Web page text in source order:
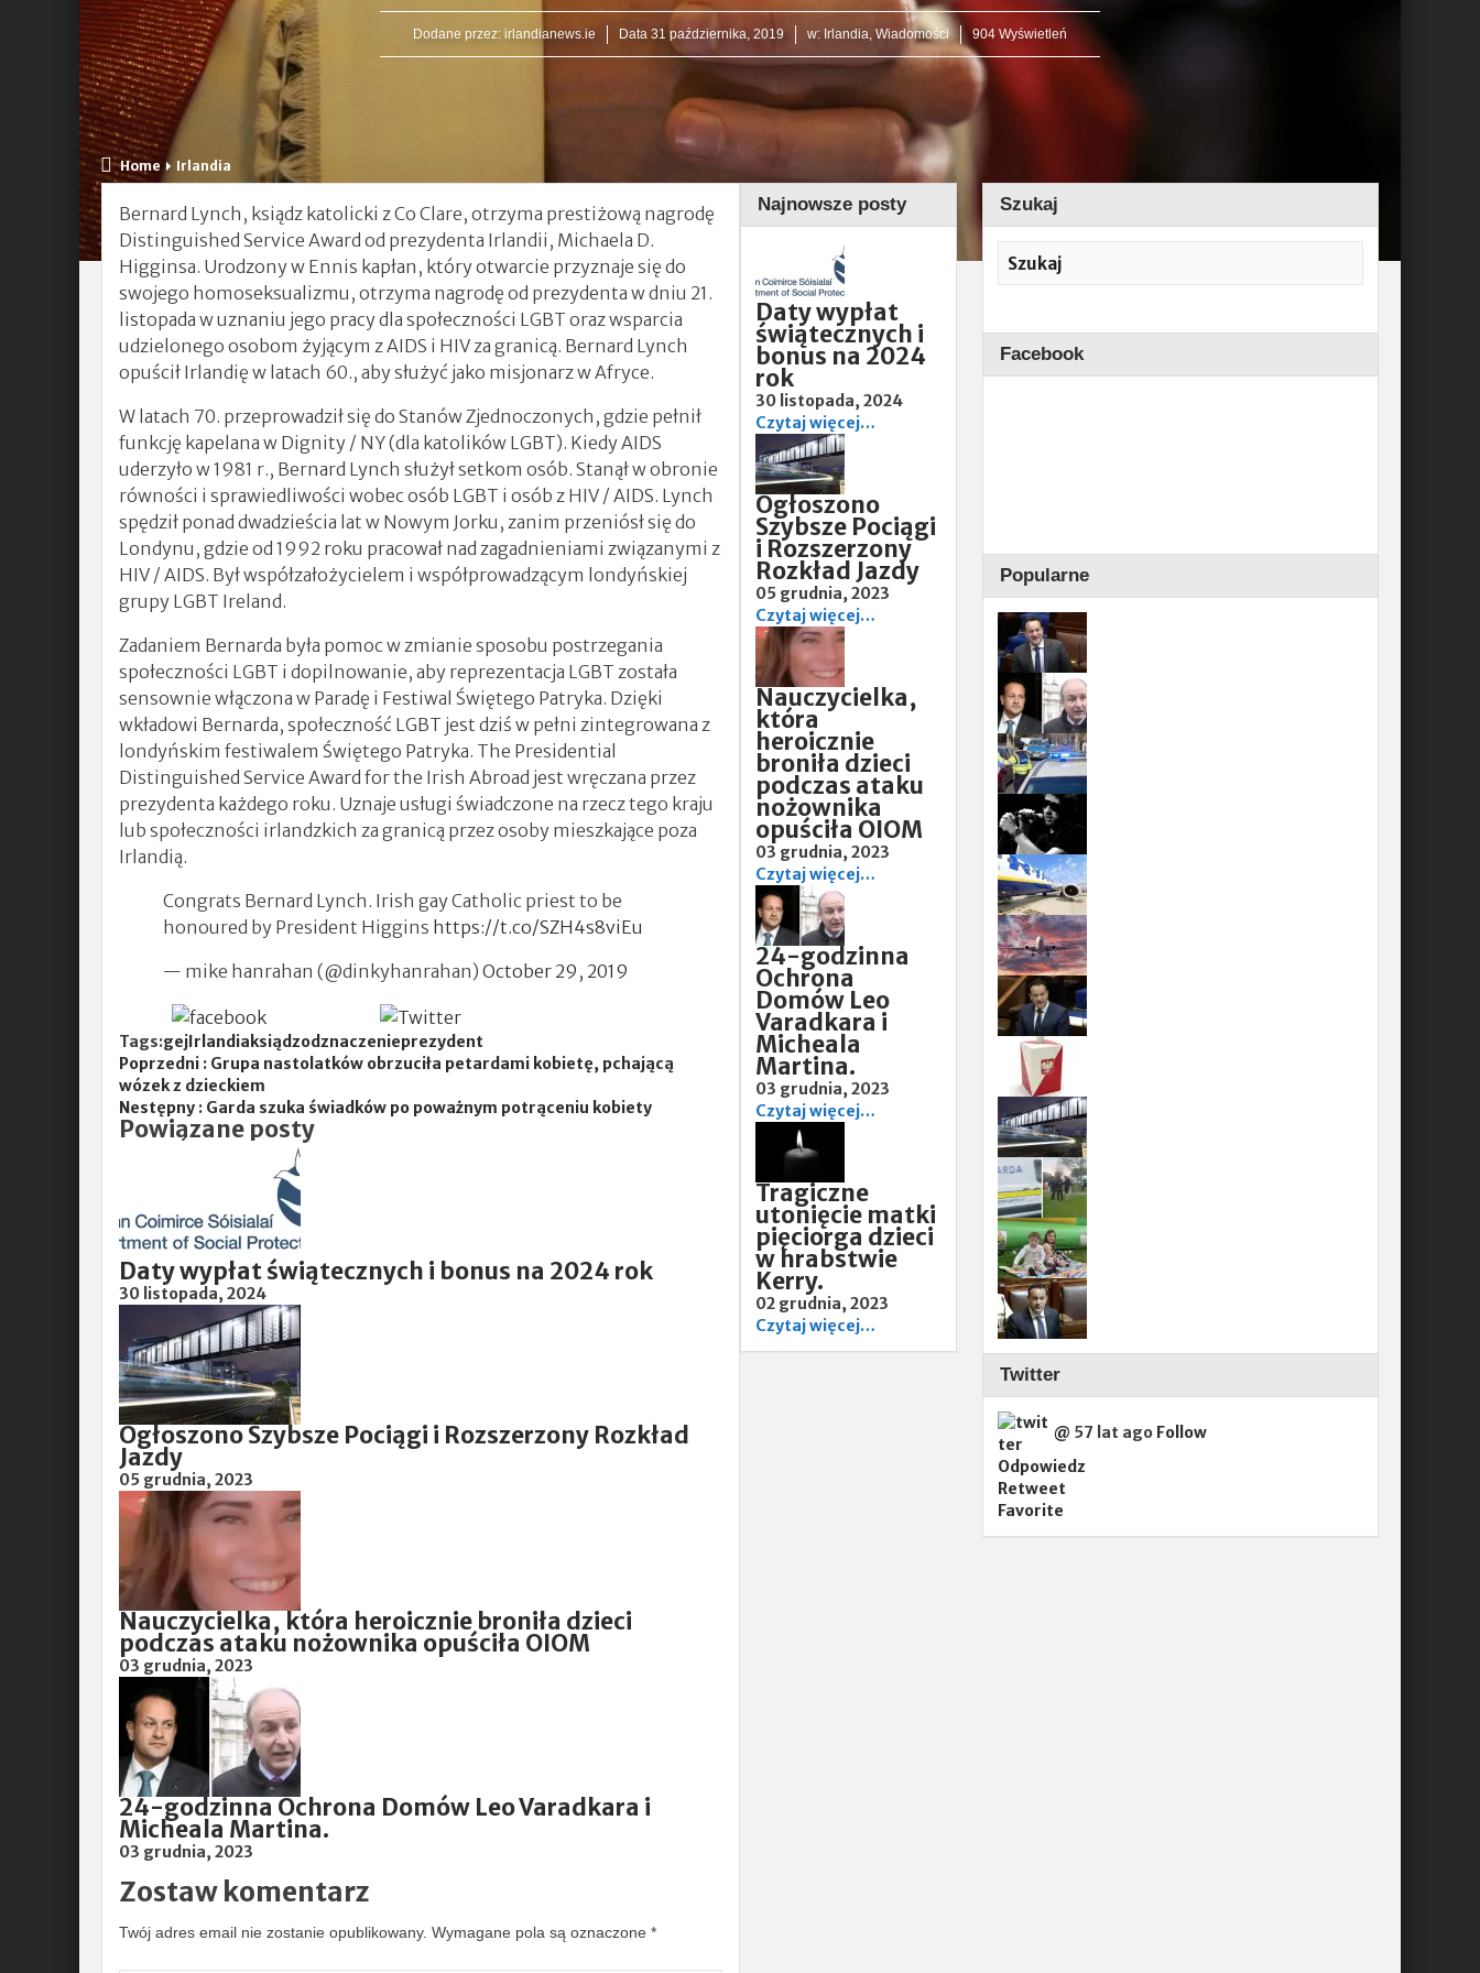
Dodane przez: irlandianews.ie Data 31 października, 2019 w: Irlandia, Wiadomości 904 Wyświetleń
Home Irlandia
Bernard Lynch, ksiądz katolicki z Co Clare, otrzyma prestiżową nagrodę
Distinguished Service Award od prezydenta Irlandii, Michaela D.
Higginsa. Urodzony w Ennis kapłan, który otwarcie przyznaje się do
swojego homoseksualizmu, otrzyma nagrodę od prezydenta w dniu 21.
listopada w uznaniu jego pracy dla społeczności LGBT oraz wsparcia
udzielonego osobom żyjącym z AIDS i HIV za granicą. Bernard Lynch
opuścił Irlandię w latach 60., aby służyć jako misjonarz w Afryce.
W latach 70. przeprowadził się do Stanów Zjednoczonych, gdzie pełnił
funkcję kapelana w Dignity / NY (dla katolików LGBT). Kiedy AIDS
uderzyło w 1981 r., Bernard Lynch służył setkom osób. Stanął w obronie
równości i sprawiedliwości wobec osób LGBT i osób z HIV / AIDS. Lynch
spędził ponad dwadzieścia lat w Nowym Jorku, zanim przeniósł się do
Londynu, gdzie od 1992 roku pracował nad zagadnieniami związanymi z
HIV / AIDS. Był współzałożycielem i współprowadzącym londyńskiej
grupy LGBT Ireland.
Zadaniem Bernarda była pomoc w zmianie sposobu postrzegania
społeczności LGBT i dopilnowanie, aby reprezentacja LGBT została
sensownie włączona w Paradę i Festiwal Świętego Patryka. Dzięki
wkładowi Bernarda, społeczność LGBT jest dziś w pełni zintegrowana z
londyńskim festiwalem Świętego Patryka. The Presidential
Distinguished Service Award for the Irish Abroad jest wręczana przez
prezydenta każdego roku. Uznaje usługi świadczone na rzecz tego kraju
lub społeczności irlandzkich za granicą przez osoby mieszkające poza
Irlandią.
Congrats Bernard Lynch. Irish gay Catholic priest to be
honoured by President Higgins https://t.co/SZH4s8viEu
— mike hanrahan (@dinkyhanrahan) October 29, 2019
Tags:gej Irlandia ksiądzodznaczenieprezydent
Poprzedni : Grupa nastolatków obrzuciła petardami kobietę, pchającą
wózek z dzieckiem
Nestępny : Garda szuka świadków po poważnym potrąceniu kobiety
Powiązane posty
Daty wypłat świątecznych i bonus na 2024 rok
30 listopada, 2024
Ogłoszono Szybsze Pociągi i Rozszerzony Rozkład
Jazdy
05 grudnia, 2023
Nauczycielka, która heroicznie broniła dzieci
podczas ataku nożownika opuściła OIOM
03 grudnia, 2023
24-godzinna Ochrona Domów Leo Varadkara i
Micheala Martina.
03 grudnia, 2023
Zostaw komentarz
Twój adres email nie zostanie opublikowany. Wymagane pola są oznaczone *
K
Najnowsze posty
Daty wypłat
świątecznych i
bonus na 2024
rok
30 listopada, 2024
Czytaj więcej…
Ogłoszono
Szybsze Pociągi
i Rozszerzony
Rozkład Jazdy
05 grudnia, 2023
Czytaj więcej…
Nauczycielka,
która
heroicznie
broniła dzieci
podczas ataku
nożownika
opuściła OIOM
03 grudnia, 2023
Czytaj więcej…
24-godzinna
Ochrona
Domów Leo
Varadkara i
Micheala
Martina.
03 grudnia, 2023
Czytaj więcej…
Tragiczne
utonięcie matki
pięciorga dzieci
w hrabstwie
Kerry.
02 grudnia, 2023
Czytaj więcej…
Szukaj
Facebook
Popularne
Twitter
@ 57 lat ago Follow
Odpowiedz
Retweet
Favorite